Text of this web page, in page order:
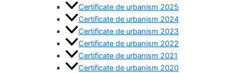
Certificate de urbanism 2025
Certificate de urbanism 2024
Certificate de urbanism 2023
Certificate de urbanism 2022
Certificate de urbanism 2021
Certificate de urbanism 2020